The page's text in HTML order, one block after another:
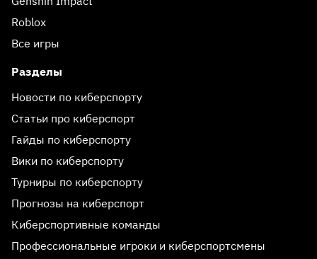
Roblox
Все игры
Разделы
Новости по киберспорту
Статьи про киберспорт
Гайды по киберспорту
Вики по киберспорту
Турниры по киберспорту
Прогнозы на киберспорт
Киберспортивные команды
Профессиональные игроки и киберспортсмены